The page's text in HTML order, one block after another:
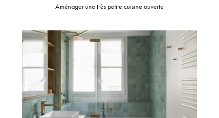
Aménager une très petite cuisine ouverte